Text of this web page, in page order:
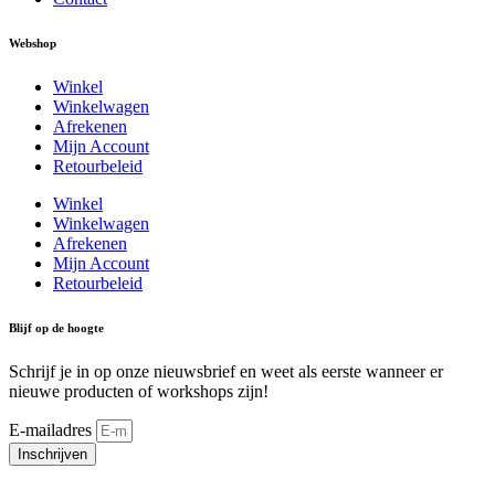
Webshop
Winkel
Winkelwagen
Afrekenen
Mijn Account
Retourbeleid
Winkel
Winkelwagen
Afrekenen
Mijn Account
Retourbeleid
Blijf op de hoogte
Schrijf je in op onze nieuwsbrief en weet als eerste wanneer er
nieuwe producten of workshops zijn!
E-mailadres
Inschrijven